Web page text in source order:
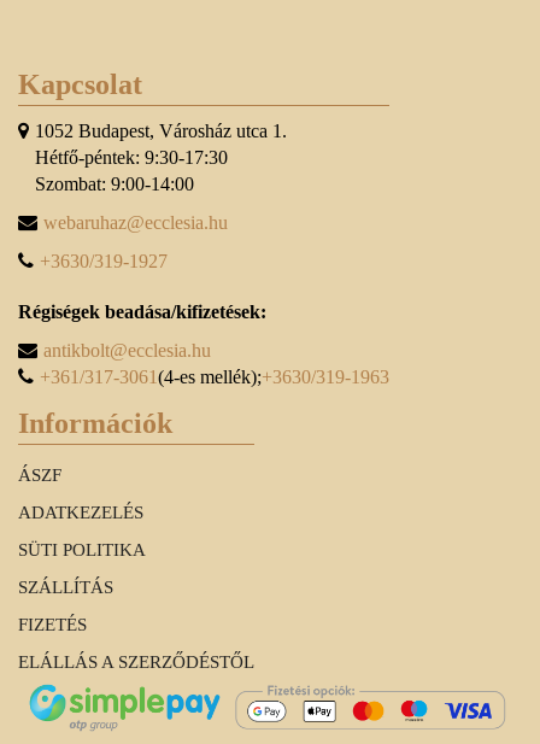
Kapcsolat
1052 Budapest, Városház utca 1.
Hétfő-péntek: 9:30-17:30
Szombat: 9:00-14:00
webaruhaz@ecclesia.hu
+3630/319-1927
Régiségek beadása/kifizetések:
antikbolt@ecclesia.hu
+361/317-3061(4-es mellék);+3630/319-1963
Információk
ÁSZF
ADATKEZELÉS
SÜTI POLITIKA
SZÁLLÍTÁS
FIZETÉS
ELÁLLÁS A SZERZŐDÉSTŐL